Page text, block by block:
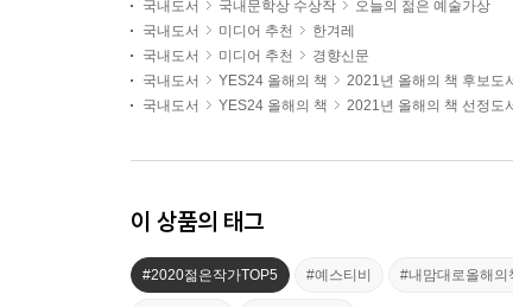
국내도서 국내문학상 수상작
오늘의 젊은 예술가상
국내도서
미디어 추천
한겨레
국내도서
미디어 추천
경향신문
국내도서
YES24 올해의 책
2021년 올해의 책 후보도
국내도서
YES24 올해의 책 2021년 올해의 책 선정도
이 상품의 태그
#2020젊은작가TOP5 #예스티비 #내맘대로올해의